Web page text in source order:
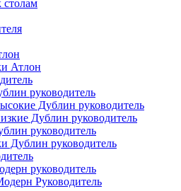
Атлон
руководитель
Дублин руководитель
Дублин руководитель
руководитель
Дублин руководитель
руководитель
Руководитель